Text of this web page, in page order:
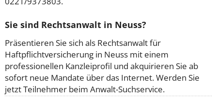
Sie sind Rechtsanwalt in Neuss?
Präsentieren Sie sich als Rechtsanwalt für
Haftpflichtversicherung in Neuss mit einem
professionellen Kanzleiprofil und akquirieren Sie ab
sofort neue Mandate über das Internet. Werden Sie
jetzt Teilnehmer beim Anwalt-Suchservice.